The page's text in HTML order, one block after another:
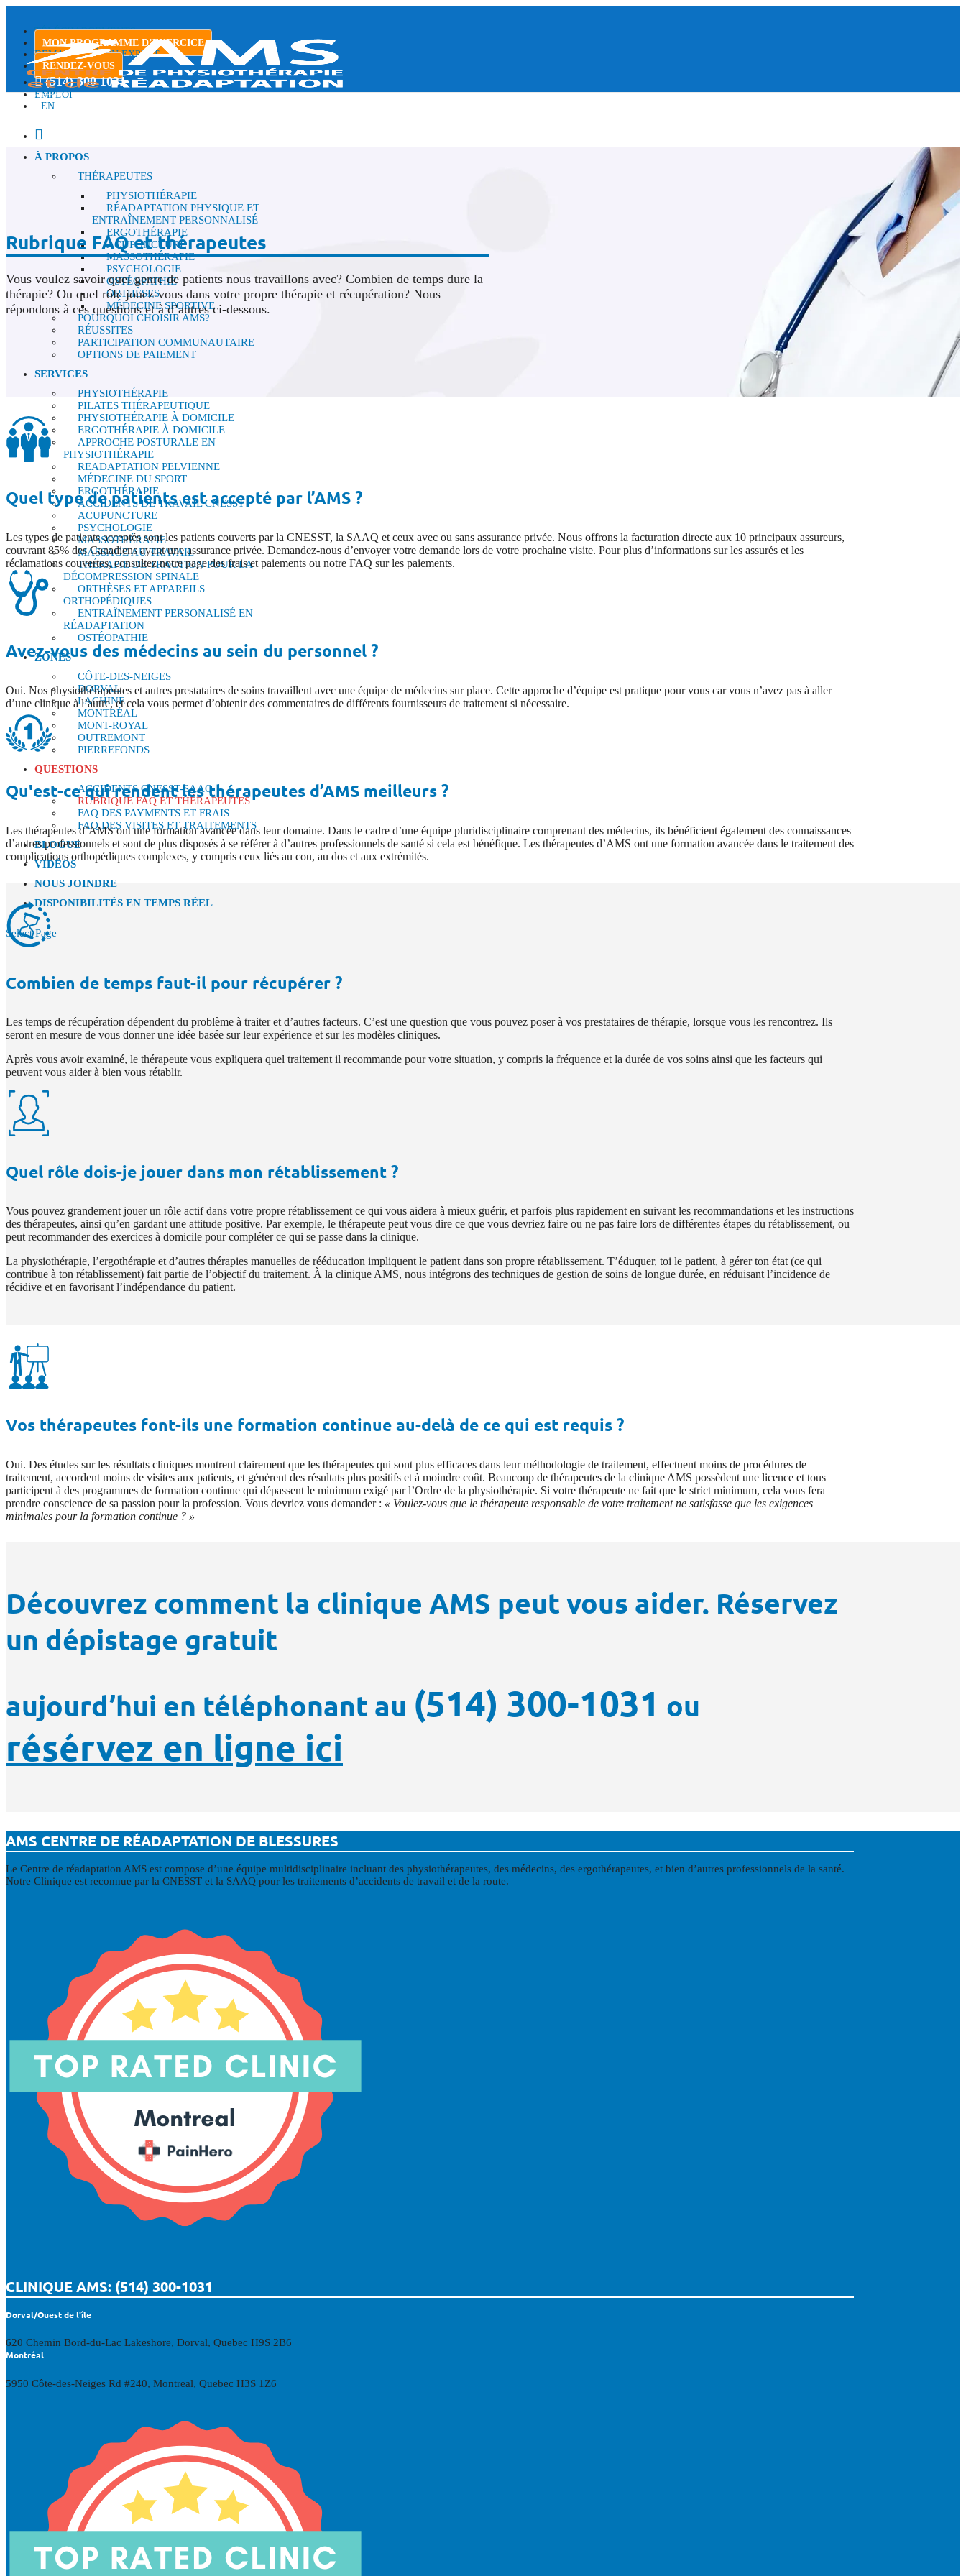
TÉLÉCHARGEMENTS
MON PROGRAMME D’EXERCICE
DEMANDER À UN EXPERT
RENDEZ-VOUS
(514) 300 1031
EMPLOI
EN
À PROPOS
THÉRAPEUTES
PHYSIOTHÉRAPIE
RÉADAPTATION PHYSIQUE ET
ENTRAÎNEMENT PERSONNALISÉ
ERGOTHÉRAPIE
ACUPUNCTURE
MASSOTHÉRAPIE
PSYCHOLOGIE
OSTÉOPATHIE
ORTHÈSES
MÉDECINE SPORTIVE
POURQUOI CHOISIR AMS?
RÉUSSITES
PARTICIPATION COMMUNAUTAIRE
OPTIONS DE PAIEMENT
SERVICES
PHYSIOTHÉRAPIE
PILATES THÉRAPEUTIQUE
PHYSIOTHÉRAPIE À DOMICILE
ERGOTHÉRAPIE À DOMICILE
APPROCHE POSTURALE EN
PHYSIOTHÉRAPIE
READAPTATION PELVIENNE
MÉDECINE DU SPORT
ERGOTHÉRAPIE
ACCIDENTS DE TRAVAIL CNESST
ACUPUNCTURE
PSYCHOLOGIE
MASSOTHÉRAPIE
MASSAGE AU TRAVAIL
THÉRAPIE DE TRACTION POUR LA
DÉCOMPRESSION SPINALE
ORTHÈSES ET APPAREILS
ORTHOPÉDIQUES
ENTRAÎNEMENT PERSONALISÉ EN
RÉADAPTATION
OSTÉOPATHIE
ZONES
CÔTE-DES-NEIGES
DORVAL
LACHINE
MONTRÉAL
MONT-ROYAL
OUTREMONT
PIERREFONDS
QUESTIONS
ACCIDENTS CNESST-SAAQ
RUBRIQUE FAQ ET THÉRAPEUTES
FAQ DES PAYMENTS ET FRAIS
FAQ DES VISITES ET TRAITEMENTS
BLOGUE
VIDÉOS
NOUS JOINDRE
DISPONIBILITÉS EN TEMPS RÉEL
Select Page
Rubrique FAQ et thérapeutes
Vous voulez savoir quel genre de patients nous travaillons avec? Combien de temps dure la
thérapie? Ou quel rôle jouez-vous dans votre propre thérapie et récupération? Nous
répondons à ces questions et à d’autres ci-dessous.
Quel type de patients est accepté par l’AMS ?
Les types de patients acceptés sont les patients couverts par la CNESST, la SAAQ et ceux avec ou sans assurance privée. Nous offrons la facturation directe aux 10 principaux assureurs,
couvrant 85% des Canadiens ayant une assurance privée. Demandez-nous d’envoyer votre demande lors de votre prochaine visite. Pour plus d’informations sur les assurés et les
réclamations couvertes, consultez notre page des frais et paiements ou notre FAQ sur les paiements.
Avez-vous des médecins au sein du personnel ?
Oui. Nos physiothérapeutes et autres prestataires de soins travaillent avec une équipe de médecins sur place. Cette approche d’équipe est pratique pour vous car vous n’avez pas à aller
d’une clinique à l’autre, et cela vous permet d’obtenir des commentaires de différents fournisseurs de traitement si nécessaire.
Qu'est-ce qui rendent les thérapeutes d’AMS meilleurs ?
Les thérapeutes d’AMS ont une formation avancée dans leur domaine. Dans le cadre d’une équipe pluridisciplinaire comprenant des médecins, ils bénéficient également des connaissances
d’autres professionnels et sont de plus disposés à se référer à d’autres professionnels de santé si cela est bénéfique. Les thérapeutes d’AMS ont une formation avancée dans le traitement des
complications orthopédiques complexes, y compris ceux liés au cou, au dos et aux extrémités.
Combien de temps faut-il pour récupérer ?
Les temps de récupération dépendent du problème à traiter et d’autres facteurs. C’est une question que vous pouvez poser à vos prestataires de thérapie, lorsque vous les rencontrez. Ils
seront en mesure de vous donner une idée basée sur leur expérience et sur les modèles cliniques.
Après vous avoir examiné, le thérapeute vous expliquera quel traitement il recommande pour votre situation, y compris la fréquence et la durée de vos soins ainsi que les facteurs qui
peuvent vous aider à bien vous rétablir.
Quel rôle dois-je jouer dans mon rétablissement ?
Vous pouvez grandement jouer un rôle actif dans votre propre rétablissement ce qui vous aidera à mieux guérir, et parfois plus rapidement en suivant les recommandations et les instructions
des thérapeutes, ainsi qu’en gardant une attitude positive. Par exemple, le thérapeute peut vous dire ce que vous devriez faire ou ne pas faire lors de différentes étapes du rétablissement, ou
peut recommander des exercices à domicile pour compléter ce qui se passe dans la clinique.
La physiothérapie, l’ergothérapie et d’autres thérapies manuelles de rééducation impliquent le patient dans son propre rétablissement. T’éduquer, toi le patient, à gérer ton état (ce qui
contribue à ton rétablissement) fait partie de l’objectif du traitement. À la clinique AMS, nous intégrons des techniques de gestion de soins de longue durée, en réduisant l’incidence de
récidive et en favorisant l’indépendance du patient.
Vos thérapeutes font-ils une formation continue au-delà de ce qui est requis ?
Oui. Des études sur les résultats cliniques montrent clairement que les thérapeutes qui sont plus efficaces dans leur méthodologie de traitement, effectuent moins de procédures de
traitement, accordent moins de visites aux patients, et génèrent des résultats plus positifs et à moindre coût. Beaucoup de thérapeutes de la clinique AMS possèdent une licence et tous
participent à des programmes de formation continue qui dépassent le minimum exigé par l’Ordre de la physiothérapie. Si votre thérapeute ne fait que le strict minimum, cela vous fera
prendre conscience de sa passion pour la profession. Vous devriez vous demander : « Voulez-vous que le thérapeute responsable de votre traitement ne satisfasse que les exigences
minimales pour la formation continue ? »
Découvrez comment la clinique AMS peut vous aider. Réservez
un dépistage gratuit
aujourd’hui en téléphonant au (514) 300-1031 ou
résérvez en ligne ici
AMS CENTRE DE RÉADAPTATION DE BLESSURES
Le Centre de réadaptation AMS est compose d’une équipe multidisciplinaire incluant des physiothérapeutes, des médecins, des ergothérapeutes, et bien d’autres professionnels de la santé.
Notre Clinique est reconnue par la CNESST et la SAAQ pour les traitements d’accidents de travail et de la route.
CLINIQUE AMS: (514) 300-1031
Dorval/Ouest de l'île
620 Chemin Bord-du-Lac Lakeshore, Dorval, Quebec H9S 2B6
Montréal
5950 Côte-des-Neiges Rd #240, Montreal, Quebec H3S 1Z6